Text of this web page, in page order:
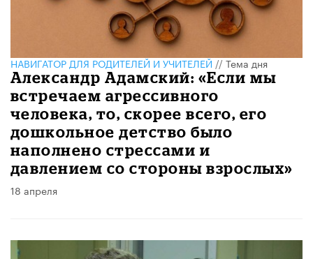
НАВИГАТОР ДЛЯ РОДИТЕЛЕЙ И УЧИТЕЛЕЙ//Тема дня
Александр Адамский: «Если мы
встречаем агрессивного
человека, то, скорее всего, его
дошкольное детство было
наполнено стрессами и
давлением со стороны взрослых»
18 апреля